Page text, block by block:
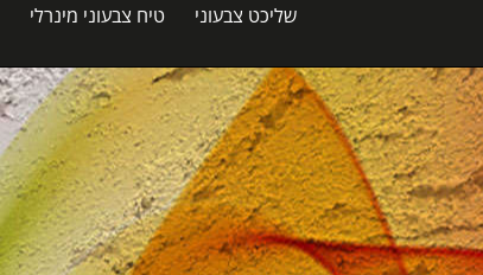
שליכט צבעוני טיח צבעוני מינרלי